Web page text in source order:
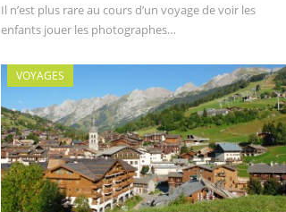
Il n’est plus rare au cours d’un voyage de voir les
enfants jouer les photographes…
VOYAGES